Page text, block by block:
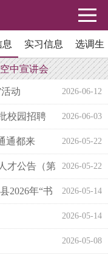
实习信息 选调生
空中宣讲会
动 2026-06-12
校园招聘 2026-06-03
通都来
专场招聘会
2026-05-22
才公告（第
2026-05-22
2026年“书
学子见面
2026-05-14
2026-05-14
2026-05-08